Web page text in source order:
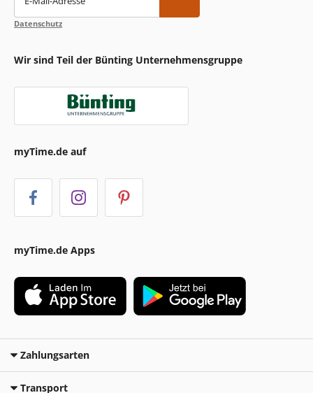
Datenschutz
Wir sind Teil der Bünting Unternehmensgruppe
myTime.de auf
myTime.de Apps
Zahlungsarten
Transport